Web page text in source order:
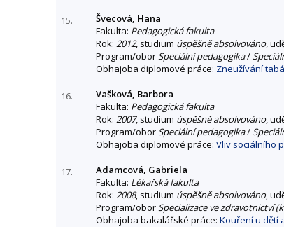
15.
Švecová, Hana
Fakulta: Pedagogická fakulta
Rok: 2012, studium úspěšně absolvováno,
Program/oborSpeciální pedagogika/
Obhajoba diplomové práce: Zneužívání
16.
Vašková, Barbora
Fakulta: Pedagogická fakulta
Rok: 2007, studium úspěšně absolvováno,
Program/oborSpeciální pedagogika/
Obhajoba diplomové práce: Vliv sociálního
17.
Adamcová, Gabriela
Fakulta: Lékařská fakulta
Rok: 2008, studium úspěšně absolvováno,
Program/oborSpecializace ve zdravotnictví
Obhajoba bakalářské práce: Kouření u dětí